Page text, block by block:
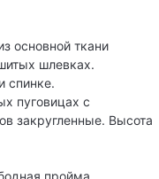
основной ткани
шлевках.
спинке.
пуговицах с
закругленные. Высота